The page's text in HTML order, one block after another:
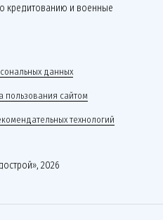
кредитованию и военные
данных
сайтом
технологий
2026